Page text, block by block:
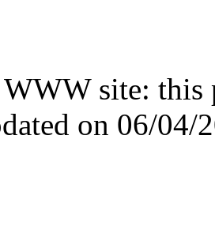
site: this
on 06/04/